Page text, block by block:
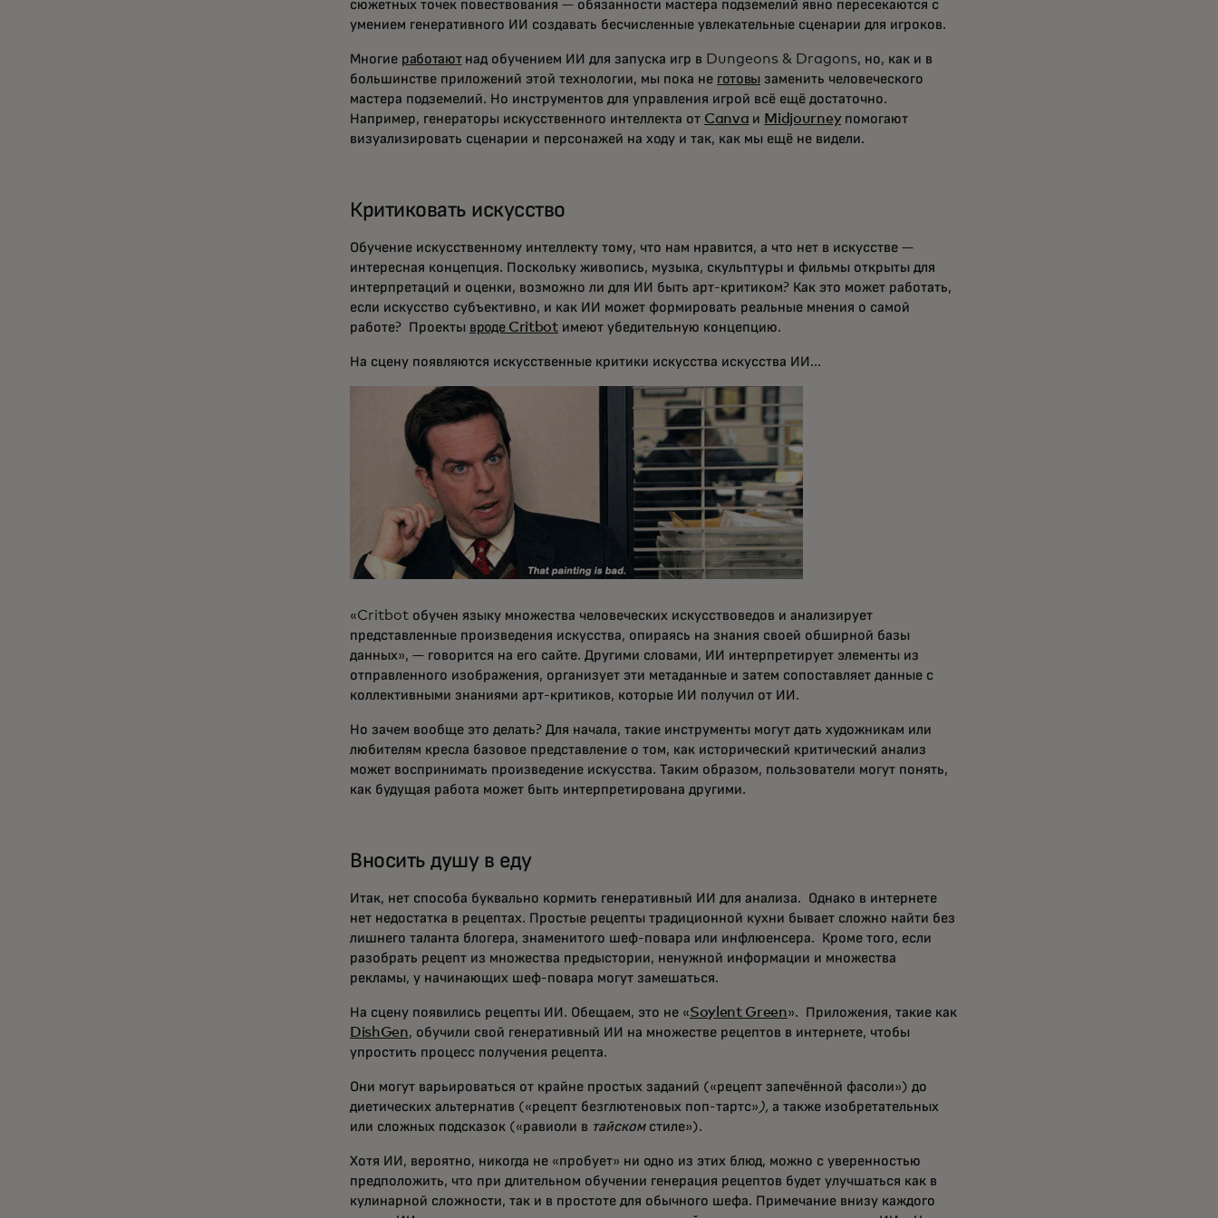
сюжетных точек повествования — обязанности мастера подземелий явно пересекаются с
умением генеративного ИИ создавать бесчисленные увлекательные сценарии для игроков.
Многие работаютнад обучением ИИ для запуска игр в Dungeons & Dragons, но, как и в
большинстве приложений этой технологии, мы пока не готовы заменить человеческого
мастера подземелий. Но инструментов для управления игрой всё ещё достаточно.
Например, генераторы искусственного интеллекта от Canva и Midjourneyпомогают
визуализировать сценарии и персонажей на ходу и так, как мы ещё не видели.
Критиковать искусство
Обучение искусственному интеллекту тому, что нам нравится, а что нет в искусстве —
интересная концепция. Поскольку живопись, музыка, скульптуры и фильмы открыты для
интерпретаций и оценки, возможно ли для ИИ быть арт-критиком? Как это может работать,
если искусство субъективно, и как ИИ может формировать реальные мнения о самой
работе? Проекты вроде Critbotимеют убедительную концепцию.
На сцену появляются искусственные критики искусства искусства ИИ...
«Critbot обучен языку множества человеческих искусствоведов и анализирует
представленные произведения искусства, опираясь на знания своей обширной базы
данных», — говорится на его сайте. Другими словами, ИИ интерпретирует элементы из
отправленного изображения, организует эти метаданные и затем сопоставляет данные с
коллективными знаниями арт-критиков, которые ИИ получил от ИИ.
Но зачем вообще это делать? Для начала, такие инструменты могут дать художникам или
любителям кресла базовое представление о том, как исторический критический анализ
может воспринимать произведение искусства. Таким образом, пользователи могут понять,
как будущая работа может быть интерпретирована другими.
Вносить душу в еду
Итак, нет способа буквально кормить генеративный ИИ для анализа. Однако в интернете
нет недостатка в рецептах. Простые рецепты традиционной кухни бывает сложно найти без
лишнего таланта блогера, знаменитого шеф-повара или инфлюенсера. Кроме того, если
разобрать рецепт из множества предыстории, ненужной информации и множества
рекламы, у начинающих шеф-повара могут замешаться.
На сцену появились рецепты ИИ. Обещаем, это не «Soylent Green». Приложения, такие как
DishGen, обучили свой генеративный ИИ на множестве рецептов в интернете, чтобы
упростить процесс получения рецепта.
Они могут варьироваться от крайне простых заданий («рецепт запечённой фасоли») до
диетических альтернатив («рецепт безглютеновых поп-тартс» ), а также изобретательных
или сложных подсказок («равиоли в тайском стиле»).
Хотя ИИ, вероятно, никогда не «пробует» ни одно из этих блюд, можно с уверенностью
предположить, что при длительном обучении генерация рецептов будет улучшаться как в
кулинарной сложности, так и в простоте для обычного шефа. Примечание внизу каждого